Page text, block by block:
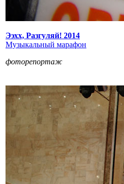
Ээхх, Разгуляй! 2014
Музыкальный марафон
фоторепортаж